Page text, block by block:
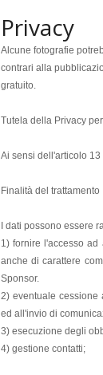
Privacy
Alcune fotografie
contrari alla
gratuito.
Tutela della Privacy
Ai sensi dell'articolo
Finalità del trattamento
I dati possono essere
1) fornire l'accesso
anche di carattere
Sponsor.
2) eventuale cessione
ed all'invio di
3) esecuzione degli
4) gestione contatti;